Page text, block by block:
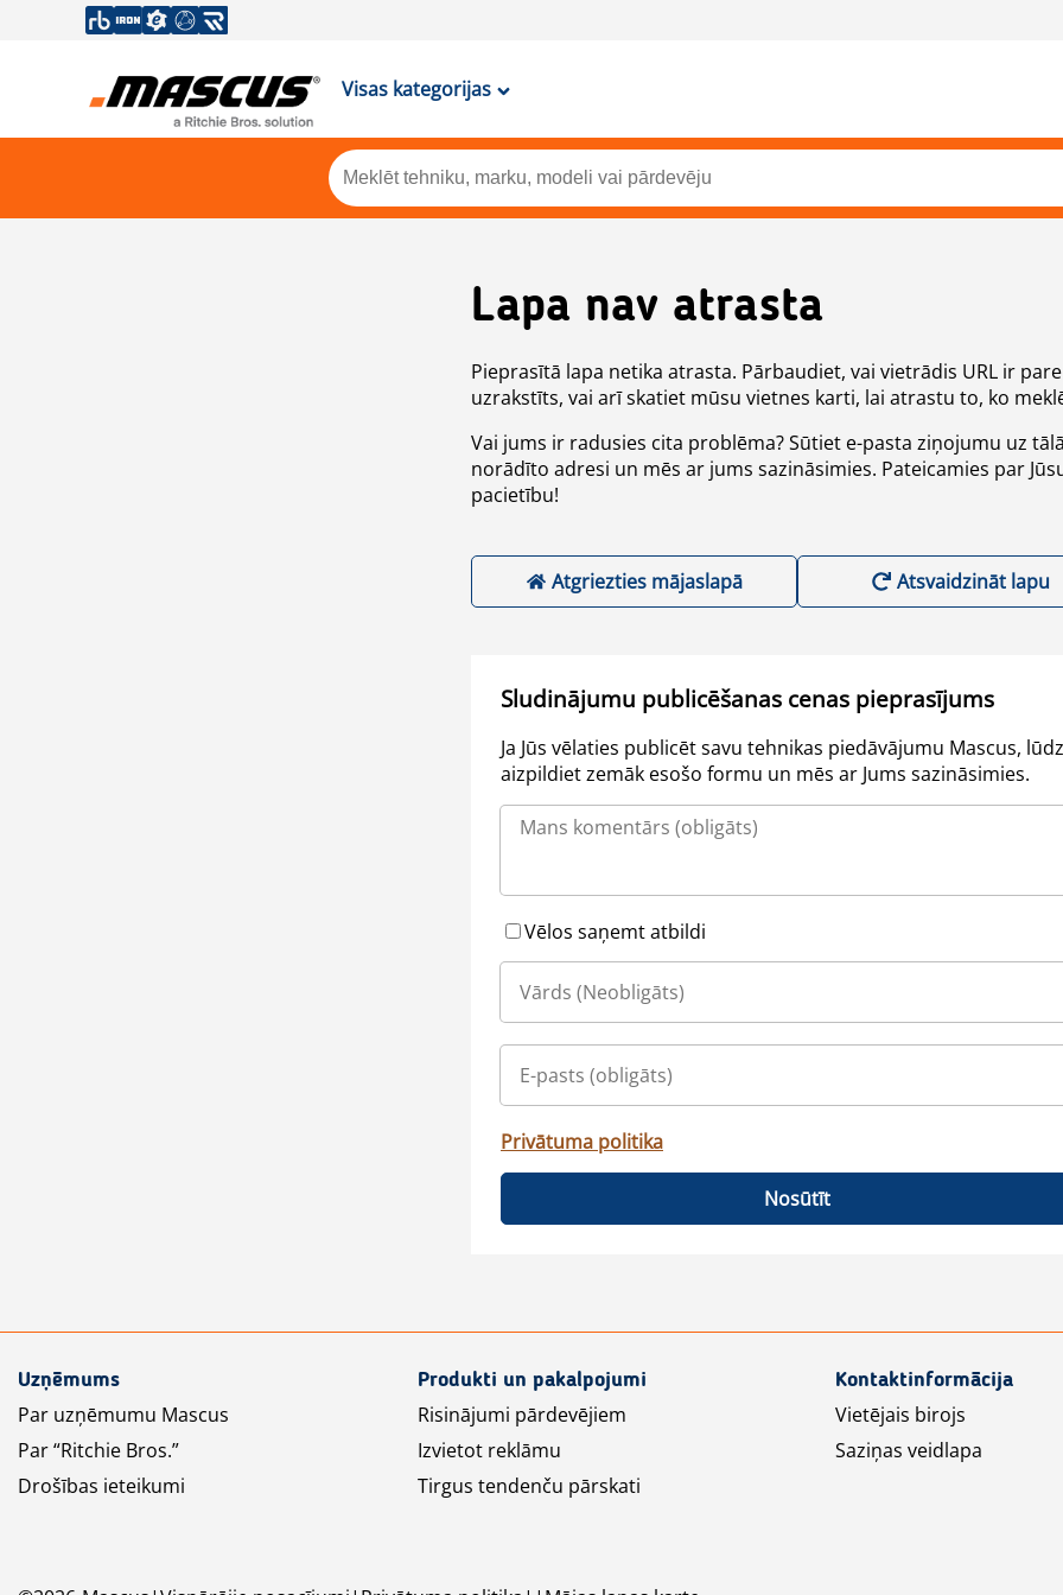
Visas kategorijas
Lapa nav atrasta
Pieprasītā lapa netika atrasta. Pārbaudiet, vai vietrādis URL ir
uzrakstīts, vai arī skatiet mūsu vietnes karti, lai atrastu to, ko
Vai jums ir radusies cita problēma? Sūtiet e-pasta ziņojumu uz
norādīto adresi un mēs ar jums sazināsimies. Pateicamies par
pacietību!
Atgriezties mājaslapā Atsvaidzināt lapu
Sludinājumu publicēšanas cenas pieprasījums
Ja Jūs vēlaties publicēt savu tehnikas piedāvājumu Mascus,
aizpildiet zemāk esošo formu un mēs ar Jums sazināsimies.
Vēlos saņemt atbildi
Privātuma politika
Nosūtīt
Uzņēmums
Par uzņēmumu Mascus
Par “Ritchie Bros.”
Drošības ieteikumi
Produkti un pakalpojumi
Risinājumi pārdevējiem
Izvietot reklāmu
Tirgus tendenču pārskati
Kontaktinformācija
Vietējais birojs
Saziņas veidlapa